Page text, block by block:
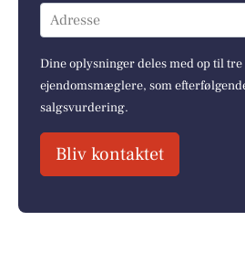
Adresse
Dine oplysninger deles med op til
ejendomsmæglere, som
salgsvurdering.
Bliv kontaktet